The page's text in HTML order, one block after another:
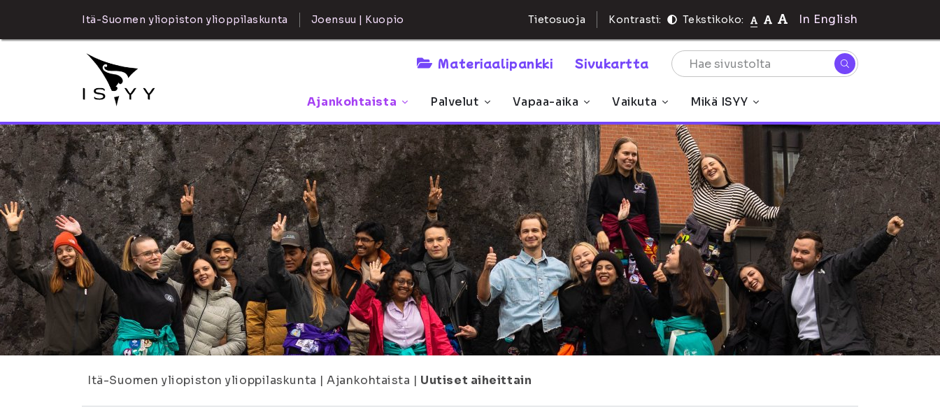
Itä-Suomen yliopiston ylioppilaskunta Joensuu | Kuopio Tietosuoja Kontrasti: Tekstikoko: In English
Materiaalipankki Sivukartta
Ajankohtaista Palvelut Vapaa-aika Vaikuta Mikä ISYY
Itä-Suomen yliopiston ylioppilaskunta | Ajankohtaista | Uutiset aiheittain